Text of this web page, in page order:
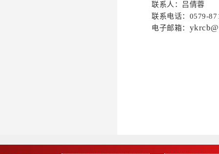
联系人：吕倩蓉
联系电话：0579-
电子邮箱：